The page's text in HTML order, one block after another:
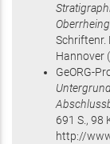
Schriftenr.
Hannover
GeORG-
691 S., 98
http://